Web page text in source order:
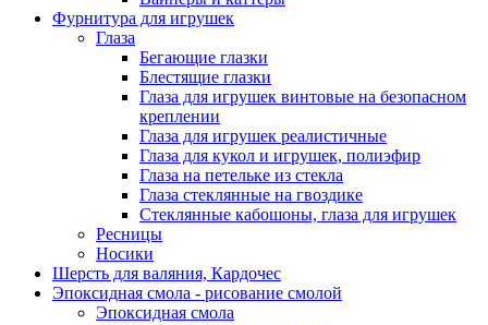
Фурнитура для игрушек
Глаза
Бегающие глазки
Блестящие глазки
Глаза для игрушек винтовые на безопасном
креплении
Глаза для игрушек реалистичные
Глаза для кукол и игрушек, полиэфир
Глаза на петельке из стекла
Глаза стеклянные на гвоздике
Стеклянные кабошоны, глаза для игрушек
Ресницы
Носики
Шерсть для валяния, Кардочес
Эпоксидная смола - рисование смолой
Эпоксидная смола